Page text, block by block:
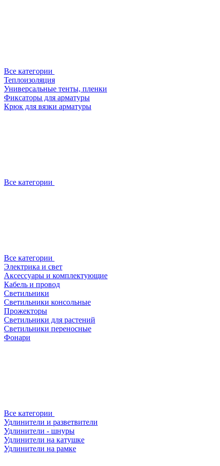
Все категории
Теплоизоляция
Универсальные тенты, пленки
Фиксаторы для арматуры
Крюк для вязки арматуры
Все категории
Все категории
Электрика и свет
Аксессуары и комплектующие
Кабель и провод
Светильники
Светильники консольные
Прожекторы
Светильники для растений
Светильники переносные
Фонари
Все категории
Удлинители и разветвители
Удлинители - шнуры
Удлинители на катушке
Удлинители на рамке